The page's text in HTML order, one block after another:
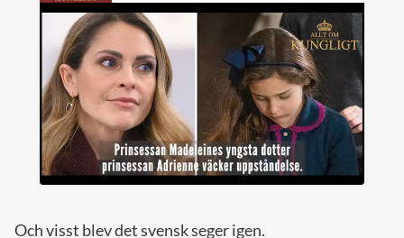
Och visst blev det svensk seger igen.